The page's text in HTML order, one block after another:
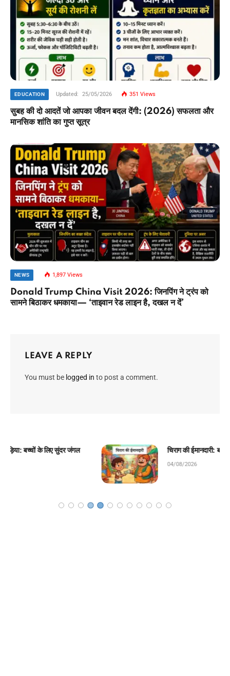
EDUCATION Updated: 25/05/2026 351Views
सुबह की दो आदतें जो आपका जीवन बदल देंगी: (2026) सफलता और
मानसिक शांति का गुप्त सूत्र
NEWS 1,897Views
Donald Trump China Visit 2026: जिनपिंग ने ट्रंप को
सामने बिठाकर धमकाया— ‘ताइवान रेड लाइन है, दखल न दें’
LEAVE A REPLY
You must be logged in to post a comment.
चिराग की ईमानदारी: बच्चों के लिए प्रेरणादायक बाल कहानी!
04/08/2026